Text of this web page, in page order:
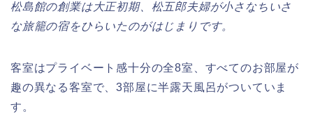
松島館の創業は大正初期、松五郎夫婦が小さなちいさ
な旅籠の宿をひらいたのがはじまりです。
客室はプライベート感十分の全8室、すべてのお部屋が
趣の異なる客室で、3部屋に半露天風呂がついていま
す。